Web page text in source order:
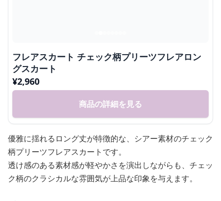
フレアスカート チェック柄プリーツフレアロン
グスカート
¥2,960
商品の詳細を見る
優雅に揺れるロング丈が特徴的な、シアー素材のチェック
柄プリーツフレアスカートです。
透け感のある素材感が軽やかさを演出しながらも、チェッ
ク柄のクラシカルな雰囲気が上品な印象を与えます。